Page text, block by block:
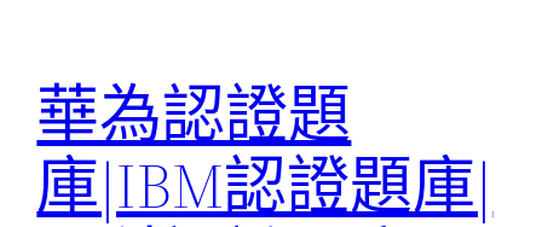
華為認證題
庫|IBM認證題庫|